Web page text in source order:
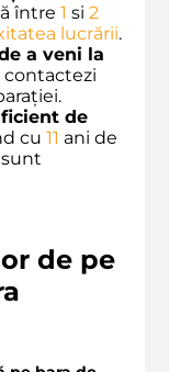
între 1 si 2
lucrării.
a veni la
contactezi
de
cu 11 ani de
de pe